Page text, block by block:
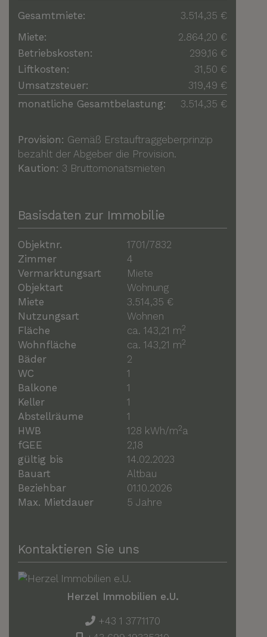
Gesamtmiete:
3.514,35 €
Miete:
2.864,20 €
Betriebskosten:
299,16 €
Liftkosten:
31,50 €
Umsatzsteuer:
319,49 €
monatliche Gesamtbelastung:
3.514,35 €
Provision: Gemäß Erstauftraggeberprinzip
bezahlt der Abgeber die Provision.
Kaution: 3 Bruttomonatsmieten
Basisdaten zur Immobilie
Objektnr.
1701/7832
Zimmer
4
Vermarktungsart
Miete
Objektart
Wohnung
Miete
3.514,35 €
Nutzungsart
Wohnen
Fläche
ca. 143,21 m2
Wohnfläche ca. 143,21 m2
Bäder
2
WC
1
Balkone
1
Keller
1
Abstellräume
1
HWB
128 kWh/m2a
fGEE
2,18
gültig bis
14.02.2023
Bauart
Altbau
Beziehbar
01.10.2026
Max. Mietdauer
5 Jahre
Kontaktieren Sie uns
Herzel Immobilien e.U.
+43 1 3771170